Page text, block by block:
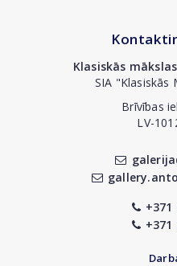
Klasiskās
SIA "Klasiskās
Brīvības
LV-
+371
+371